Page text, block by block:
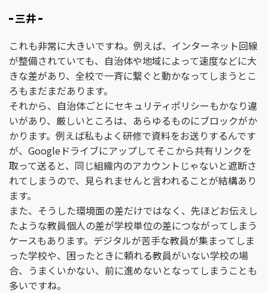
三井
これも非常に大きいですね。例えば、インターネット回線
が整備されていても、自治体や地域によって速度などに大
きな差があり、全校で一斉に繋ぐと動かなってしまうとこ
ろもまだまだあります。
それから、自治体ごとにセキュリティポリシーもかなり違
いがあり、厳しいところは、あらゆるものにブロックがか
かります。例えば私もよく研修で資料をお送りするんです
が、Googleドライブにアップしてそこから共有リンクを
取って送ると、同じ組織内のアカウントじゃないと遮断さ
れてしまうので、見られませんと言われることが結構あり
ます。
また、そうした環境面の差だけではなく、先ほどお伝えし
たような教員個人の差が学校単位の差につながってしまう
ケースもあります。デジタルが苦手な教員が集まってしま
った学校や、困ったときに頼れる教員がいない学校の場
合、うまくいかない、前に進めないとなってしまうことも
多いですね。